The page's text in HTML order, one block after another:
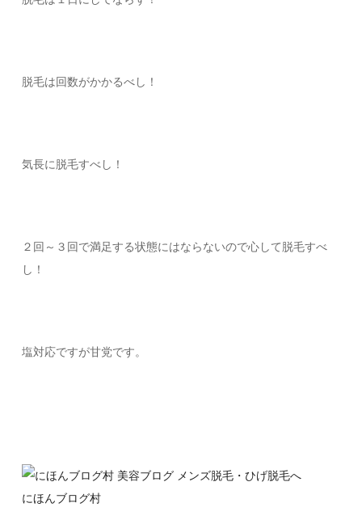
脱毛は回数がかかるべし！
気長に脱毛すべし！
２回～３回で満足する状態にはならないので心して脱毛すべ
し！
塩対応ですが甘党です。
にほんブログ村